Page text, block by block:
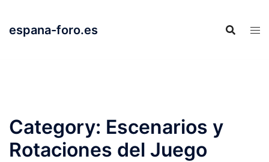
content
espana-foro.es
Category: Escenarios y
Rotaciones del Juego